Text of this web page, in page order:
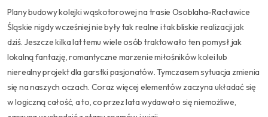
Plany budowy kolejki wąskotorowej na trasie Osoblaha-Racławice
Śląskie nigdy wcześniej nie były tak realne i tak bliskie realizacji jak
dziś. Jeszcze kilka lat temu wiele osób traktowało ten pomysł jak
lokalną fantazję, romantyczne marzenie miłośników kolei lub
nierealny projekt dla garstki pasjonatów. Tymczasem sytuacja zmienia
się na naszych oczach. Coraz więcej elementów zaczyna układać się
w logiczną całość, a to, co przez lata wydawało się niemożliwe,